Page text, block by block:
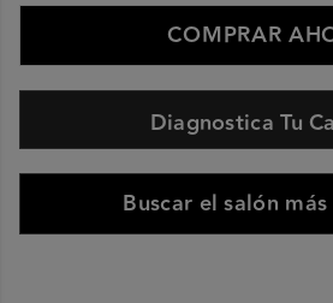
COMPRAR
Diagnostica Tu
Buscar el salón